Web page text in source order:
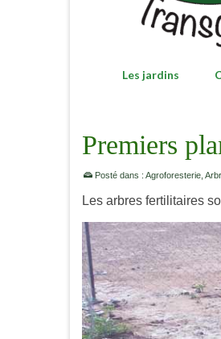
Les jardins
Premiers
Posté dans : Agroforesterie
Les arbres fertilitaires